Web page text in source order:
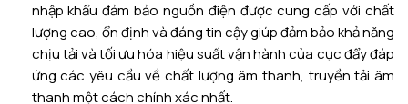
nhập khẩu đảm bảo nguồn điện được cung cấp với chất
lượng cao, ổn định và đáng tin cậy giúp đảm bảo khả năng
chịu tải và tối ưu hóa hiệu suất vận hành của cục đẩy đáp
ứng các yêu cầu về chất lượng âm thanh, truyền tải âm
thanh một cách chính xác nhất.